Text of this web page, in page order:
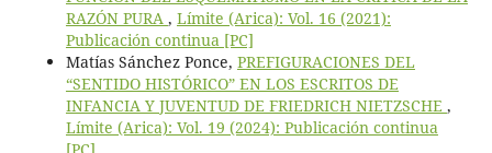
RAZÓN PURA , Límite (Arica): Vol. 16 (2021):
Publicación continua [PC]
Matías Sánchez Ponce, PREFIGURACIONES DEL
“SENTIDO HISTÓRICO” EN LOS ESCRITOS DE
INFANCIA Y JUVENTUD DE FRIEDRICH NIETZSCHE ,
Límite (Arica): Vol. 19 (2024): Publicación continua